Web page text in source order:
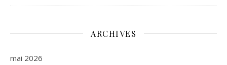
ARCHIVES
mai 2026